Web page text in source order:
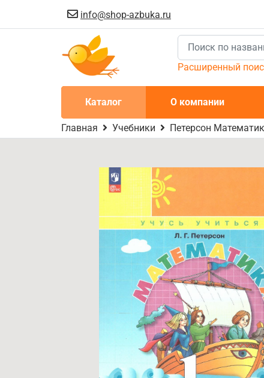
info@shop-azbuka.ru
Расширенный
Каталог О компании
Главная Учебники Петерсон